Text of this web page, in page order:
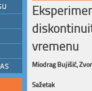
vremenu
Miodrag Bujišić,
Sažetak